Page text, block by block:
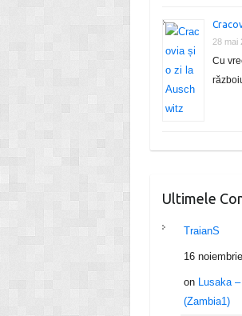
28 mai
Cu
Ultimele
TraianS
16
on Lusaka
(Zambia1)